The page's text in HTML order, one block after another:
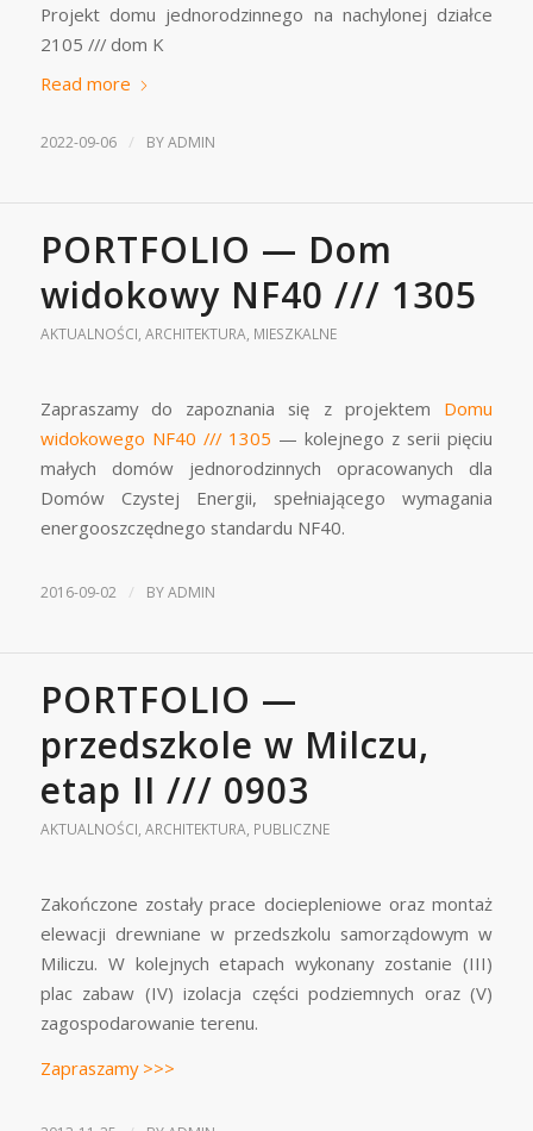
Projekt domu jednorodzinnego na nachylonej działce
2105 /// dom K
Read more
2022-09-06 / BYADMIN
PORTFOLIO — Dom
widokowy NF40 /// 1305
AKTUALNOŚCI, ARCHITEKTURA, MIESZKALNE
Zapraszamy do zapoznania się z projektem Domu
widokowego NF40 /// 1305 — kolejnego z serii pięciu
małych domów jednorodzinnych opracowanych dla
Domów Czystej Energii, spełniającego wymagania
energooszczędnego standardu NF40.
2016-09-02 / BYADMIN
PORTFOLIO —
przedszkole w Milczu,
etap II /// 0903
AKTUALNOŚCI, ARCHITEKTURA, PUBLICZNE
Zakończone zostały prace dociepleniowe oraz montaż
elewacji drewniane w przedszkolu samorządowym w
Miliczu. W kolejnych etapach wykonany zostanie (III)
plac zabaw (IV) izolacja części podziemnych oraz (V)
zagospodarowanie terenu.
Zapraszamy >>>